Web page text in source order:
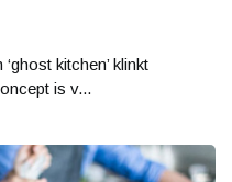
kitchen’ klinkt
is v...